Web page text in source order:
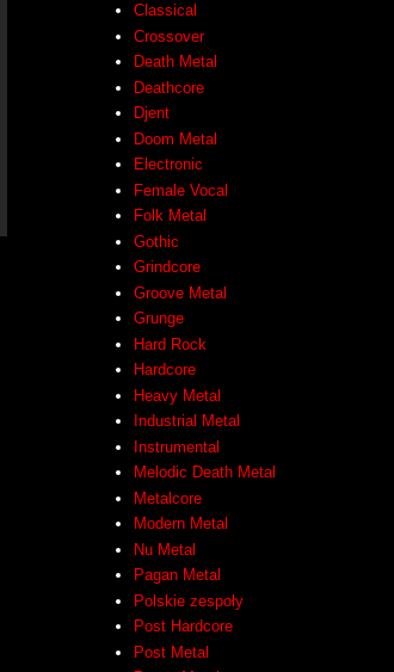
Classical
Crossover
Death Metal
Deathcore
Djent
Doom Metal
Electronic
Female Vocal
Folk Metal
Gothic
Grindcore
Groove Metal
Grunge
Hard Rock
Hardcore
Heavy Metal
Industrial Metal
Instrumental
Melodic Death Metal
Metalcore
Modern Metal
Nu Metal
Pagan Metal
Polskie zespoły
Post Hardcore
Post Metal